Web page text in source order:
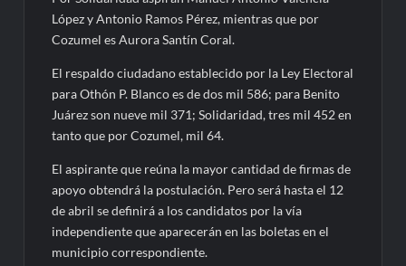
López y Antonio Ramos Pérez, mientras que por
Cozumel es Aurora Santín Coral.
El respaldo ciudadano establecido por la Ley Electoral
para Othón P. Blanco es de dos mil 586; para Benito
Juárez son nueve mil 371; Solidaridad, tres mil 452 en
tanto que por Cozumel, mil 64.
El aspirante que reúna la mayor cantidad de firmas de
apoyo obtendrá la postulación. Pero será hasta el 12
de abril se definirá a los candidatos por la vía
independiente que aparecerán en las boletas en el
municipio correspondiente.